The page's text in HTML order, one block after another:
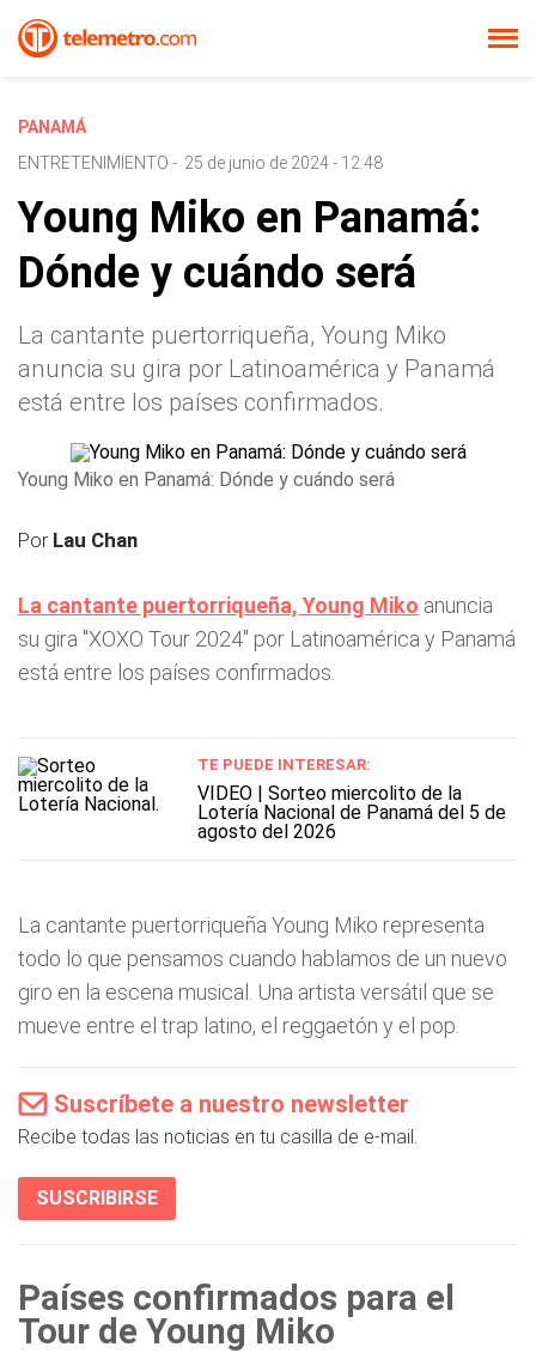
PANAMÁ
ENTRETENIMIENTO - 25 de junio de 2024 - 12:48
Young Miko en Panamá:
Dónde y cuándo será
La cantante puertorriqueña, Young Miko
anuncia su gira por Latinoamérica y Panamá
está entre los países confirmados.
Young Miko en Panamá: Dónde y cuándo será
Por Lau Chan
La cantante puertorriqueña, Young Miko anuncia
su gira "XOXO Tour 2024" por Latinoamérica y Panamá
está entre los países confirmados.
TE PUEDE INTERESAR:
VIDEO | Sorteo miercolito de la
Lotería Nacional de Panamá del 5 de
agosto del 2026
La cantante puertorriqueña Young Miko representa
todo lo que pensamos cuando hablamos de un nuevo
giro en la escena musical. Una artista versátil que se
mueve entre el trap latino, el reggaetón y el pop.
Suscríbete a nuestro newsletter
Recibe todas las noticias en tu casilla de e-mail.
SUSCRIBIRSE
Países confirmados para el
Tour de Young Miko